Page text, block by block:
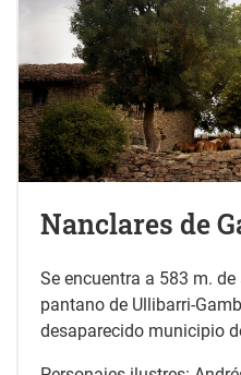
Nanclares de
Se encuentra a 583 m.
pantano de Ullibarri-
desaparecido municipio